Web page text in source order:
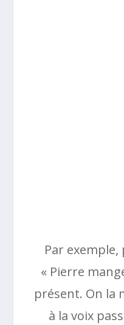
Par
« Pierre
présent. On la
à la voix